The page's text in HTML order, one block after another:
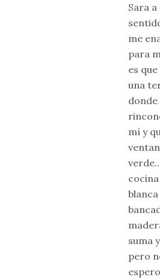
Sara
me
para
es
una
mí y
suma
pero